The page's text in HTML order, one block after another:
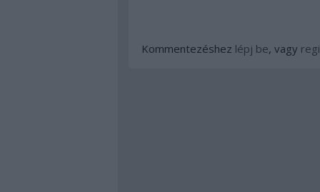
Kommentezéshez lépj be, vagy